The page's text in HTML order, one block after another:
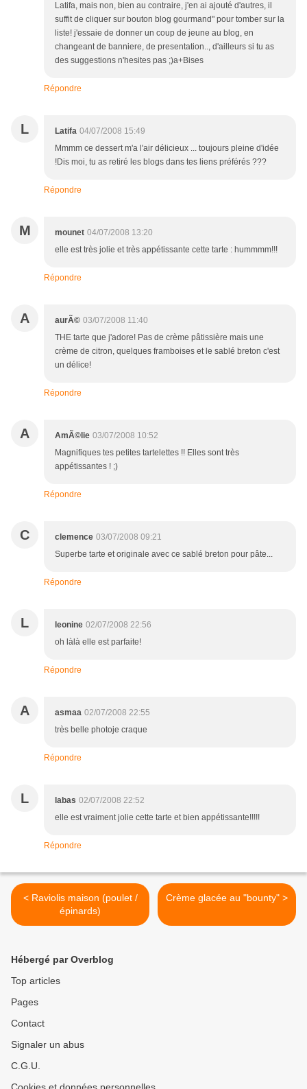
Latifa, mais non, bien au contraire, j'en ai ajouté d'autres, il
suffit de cliquer sur bouton blog gourmand" pour tomber sur la
liste! j'essaie de donner un coup de jeune au blog, en
changeant de banniere, de presentation.., d'ailleurs si tu as
des suggestions n'hesites pas ;)a+Bises
Répondre
L Latifa 04/07/2008 15:49
Mmmm ce dessert m'a l'air délicieux ... toujours pleine d'idée
!Dis moi, tu as retiré les blogs dans tes liens préférés ???
Répondre
M mounet 04/07/2008 13:20
elle est très jolie et très appétissante cette tarte : hummmm!!!
Répondre
A aurÃ© 03/07/2008 11:40
THE tarte que j'adore! Pas de crème pâtissière mais une
crème de citron, quelques framboises et le sablé breton c'est
un délice!
Répondre
A AmÃ©lie 03/07/2008 10:52
Magnifiques tes petites tartelettes !! Elles sont très
appétissantes ! ;)
Répondre
C clemence 03/07/2008 09:21
Superbe tarte et originale avec ce sablé breton pour pâte...
Répondre
L leonine 02/07/2008 22:56
oh làlà elle est parfaite!
Répondre
A asmaa 02/07/2008 22:55
très belle photoje craque
Répondre
L labas 02/07/2008 22:52
elle est vraiment jolie cette tarte et bien appétissante!!!!!
Répondre
< Raviolis maison (poulet /
épinards)
Crème glacée au "bounty" >
Hébergé par Overblog
Top articles
Pages
Contact
Signaler un abus
C.G.U.